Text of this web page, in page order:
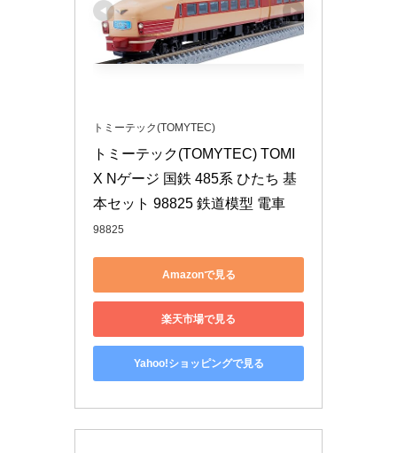
トミーテック(TOMYTEC)
トミーテック(TOMYTEC) TOMI
X Nゲージ 国鉄 485系 ひたち 基
本セット 98825 鉄道模型 電車
98825
Amazonで見る
楽天市場で見る
Yahoo!ショッピングで見る